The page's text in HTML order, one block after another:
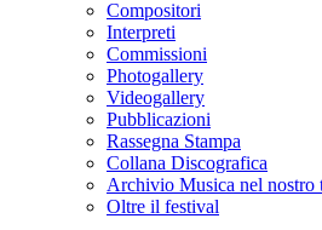
Compositori
Interpreti
Commissioni
Photogallery
Videogallery
Pubblicazioni
Rassegna Stampa
Collana Discografica
Archivio Musica nel nostro
Oltre il festival